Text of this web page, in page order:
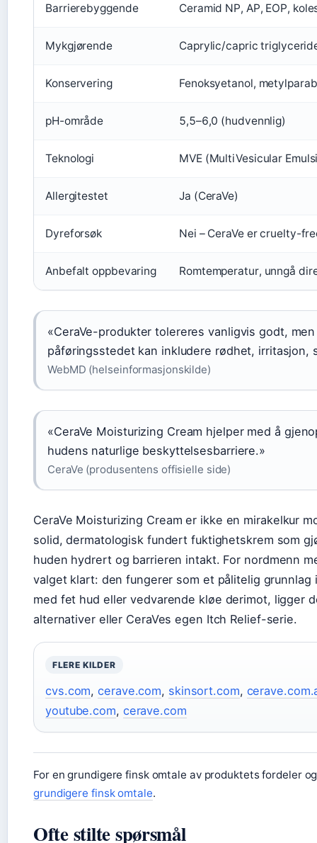
Barrierebyggende Ceramid NP, AP, EOP,
Mykgjørende Caprylic/capric
Konservering Fenoksyetanol,
pH-område 5,5–6,0 (hudvennlig)
Teknologi MVE (MultiVesicular
Allergitestet Ja (CeraVe)
Dyreforsøk Nei – CeraVe er cruelty-
Anbefalt oppbevaring Romtemperatur, unngå
«CeraVe-produkter tolereres vanligvis godt,
påføringsstedet kan inkludere rødhet, irritasjon,
WebMD (helseinformasjonskilde)
«CeraVe Moisturizing Cream hjelper med å
hudens naturlige beskyttelsesbarriere.»
CeraVe (produsentens offisielle side)
CeraVe Moisturizing Cream er ikke en mirakelkur
solid, dermatologisk fundert fuktighetskrem som
huden hydrert og barrieren intakt. For nordmenn
valget klart: den fungerer som et pålitelig grunnlag
med fet hud eller vedvarende kløe derimot, ligger
alternativer eller CeraVes egen Itch Relief-serie.
FLERE KILDER
cvs.com,cerave.com, skinsort.com,
youtube.com, cerave.com
For en grundigere finsk omtale av produktets fordeler
grundigere finsk omtale.
Ofte stilte spørsmål